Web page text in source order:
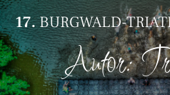
17.BURGWALD-
Autor: